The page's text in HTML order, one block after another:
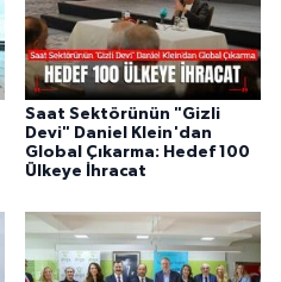
Saat Sektörünün "Gizli
Devi" Daniel Klein'dan
Global Çıkarma: Hedef 100
Ülkeye İhracat